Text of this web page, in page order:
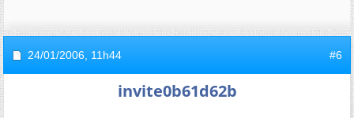
24/01/2006, 11h44 #6
invite0b61d62b